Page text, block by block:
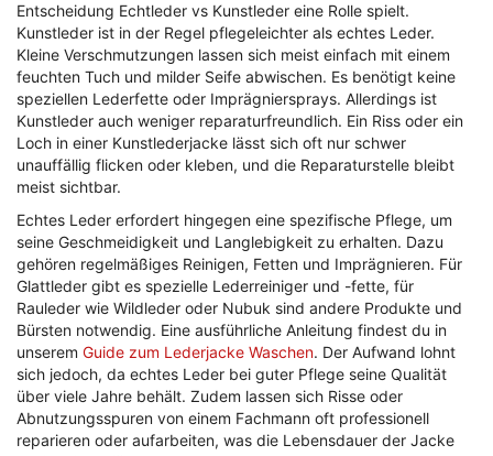
Entscheidung Echtleder vs Kunstleder eine Rolle spielt.
Kunstleder ist in der Regel pflegeleichter als echtes Leder.
Kleine Verschmutzungen lassen sich meist einfach mit einem
feuchten Tuch und milder Seife abwischen. Es benötigt keine
speziellen Lederfette oder Imprägniersprays. Allerdings ist
Kunstleder auch weniger reparaturfreundlich. Ein Riss oder ein
Loch in einer Kunstlederjacke lässt sich oft nur schwer
unauffällig flicken oder kleben, und die Reparaturstelle bleibt
meist sichtbar.
Echtes Leder erfordert hingegen eine spezifische Pflege, um
seine Geschmeidigkeit und Langlebigkeit zu erhalten. Dazu
gehören regelmäßiges Reinigen, Fetten und Imprägnieren. Für
Glattleder gibt es spezielle Lederreiniger und -fette, für
Rauleder wie Wildleder oder Nubuk sind andere Produkte und
Bürsten notwendig. Eine ausführliche Anleitung findest du in
unserem Guide zum Lederjacke Waschen. Der Aufwand lohnt
sich jedoch, da echtes Leder bei guter Pflege seine Qualität
über viele Jahre behält. Zudem lassen sich Risse oder
Abnutzungsspuren von einem Fachmann oft professionell
reparieren oder aufarbeiten, was die Lebensdauer der Jacke